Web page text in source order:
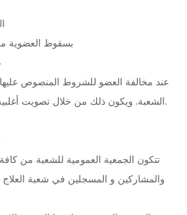
9.1 بسقوط العضوية
الشعبة. ويكون ذلك من خلال تصويت أغلبية أعضاء مجلس إدارة الشعبة.
والمشاركين و المسجلين في شعبة